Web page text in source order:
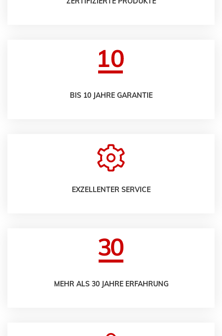
BIS 10 JAHRE GARANTIE
EXZELLENTER SERVICE
MEHR ALS 30 JAHRE ERFAHRUNG